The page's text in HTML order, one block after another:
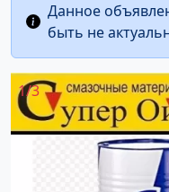
Данное
быть не
1/3